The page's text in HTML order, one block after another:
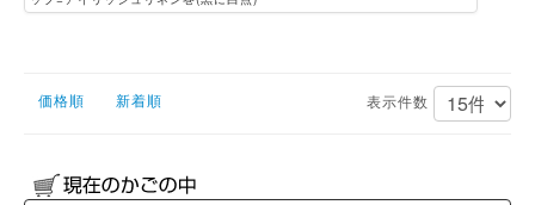
価格順 新着順 表示件数